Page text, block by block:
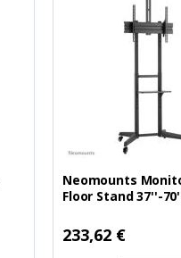
Neomounts
Floor Stand 37''-
Ειδική
Τιμή
233,62 €